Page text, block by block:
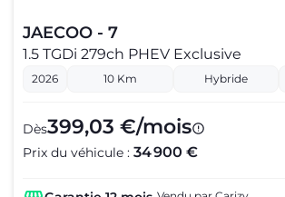
JAECOO - 7
1.5 TGDi 279ch PHEV Exclusive
2026 10 Km Hybride
Dès399,03 €/mois
Prix du véhicule : 34 900 €